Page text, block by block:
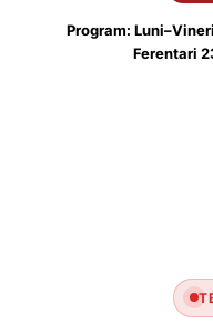
Program:
Ferentari